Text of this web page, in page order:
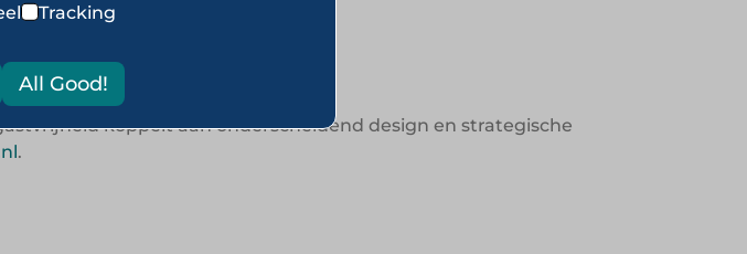
Hotels
koppelt aan onderscheidend design en strategische
.
Tracking
All Good!